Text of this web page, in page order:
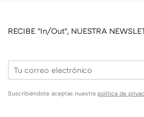
RECIBE "In/Out", NUESTRA
Suscribiéndote aceptas nuestra política de